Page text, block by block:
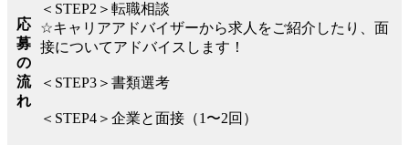
応
募
の
流
れ
＜STEP2＞転職相談
☆キャリアアドバイザーから求人をご紹介したり、面
接についてアドバイスします！
＜STEP3＞書類選考
＜STEP4＞企業と面接（1〜2回）